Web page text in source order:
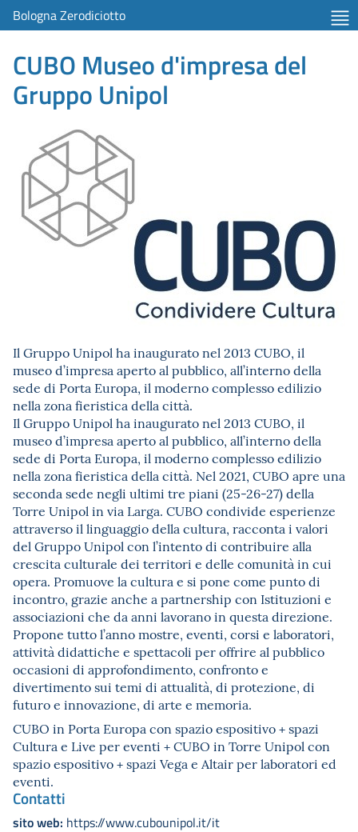
Bologna Zerodiciotto
CUBO Museo d'impresa del
Gruppo Unipol
Il Gruppo Unipol ha inaugurato nel 2013 CUBO, il
museo d’impresa aperto al pubblico, all’interno della
sede di Porta Europa, il moderno complesso edilizio
nella zona fieristica della città.
Il Gruppo Unipol ha inaugurato nel 2013 CUBO, il
museo d’impresa aperto al pubblico, all’interno della
sede di Porta Europa, il moderno complesso edilizio
nella zona fieristica della città. Nel 2021, CUBO apre una
seconda sede negli ultimi tre piani (25-26-27) della
Torre Unipol in via Larga. CUBO condivide esperienze
attraverso il linguaggio della cultura, racconta i valori
del Gruppo Unipol con l’intento di contribuire alla
crescita culturale dei territori e delle comunità in cui
opera. Promuove la cultura e si pone come punto di
incontro, grazie anche a partnership con Istituzioni e
associazioni che da anni lavorano in questa direzione.
Propone tutto l’anno mostre, eventi, corsi e laboratori,
attività didattiche e spettacoli per offrire al pubblico
occasioni di approfondimento, confronto e
divertimento sui temi di attualità, di protezione, di
futuro e innovazione, di arte e memoria.
CUBO in Porta Europa con spazio espositivo + spazi
Cultura e Live per eventi + CUBO in Torre Unipol con
spazio espositivo + spazi Vega e Altair per laboratori ed
eventi.
Contatti
sito web: https://www.cubounipol.it/it